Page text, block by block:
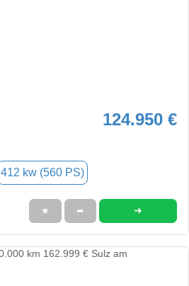
124.950 €
412 kw (560 PS)
★ ➦ ➜